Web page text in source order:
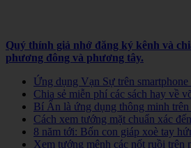
Quý thính giả nhớ đăng ký kênh và
phương đông và phương tây.
Ứng dụng Vạn Sự trên
Chia sẻ miễn phí các sách hay về
Bí Ẩn là ứng dụng thông minh
Cách xem tướng mặt chuẩn xác
8 năm tới: Bốn con giáp xoè tay
Xem tướng mệnh các nốt ruồi trên